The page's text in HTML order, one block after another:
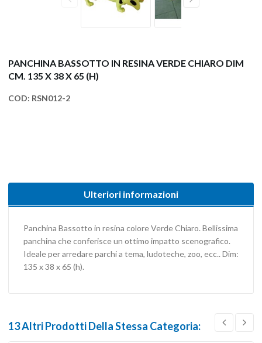
PANCHINA BASSOTTO IN RESINA VERDE CHIARO DIM
CM. 135 X 38 X 65 (H)
COD: RSN012-2
Ulteriori informazioni
Panchina Bassotto in resina colore Verde Chiaro. Bellissima
panchina che conferisce un ottimo impatto scenografico.
Ideale per arredare parchi a tema, ludoteche, zoo, ecc.. Dim:
135 x 38 x 65 (h).
13 Altri Prodotti Della Stessa Categoria: